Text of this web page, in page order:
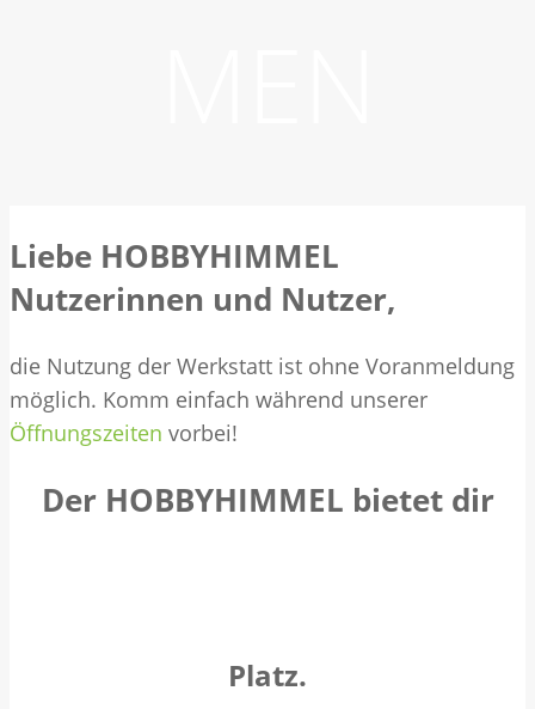
Liebe HOBBYHIMMEL
Nutzerinnen und Nutzer,
die Nutzung der Werkstatt ist ohne Voranmeldung
möglich. Komm einfach während unserer
Öffnungszeiten vorbei!
Der HOBBYHIMMEL bietet dir
Platz.